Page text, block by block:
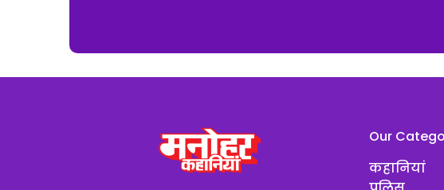
Our
कहानियां